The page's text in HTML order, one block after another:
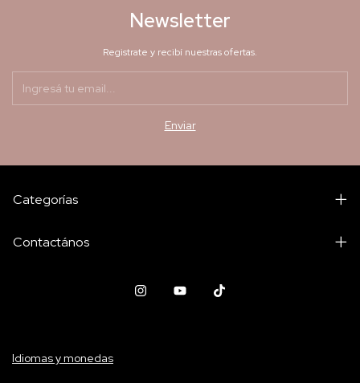
Newsletter
Registrate y recibí nuestras ofertas.
Categorías
Contactános
Idiomas y monedas